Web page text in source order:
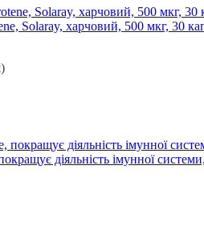
Solaray, харчовий, 500 мкг, 30
діяльність імунної